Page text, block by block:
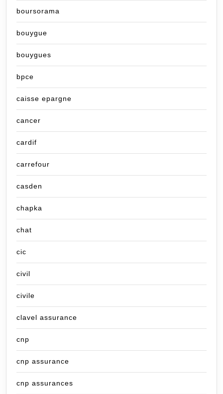
boursorama
bouygue
bouygues
bpce
caisse epargne
cancer
cardif
carrefour
casden
chapka
chat
cic
civil
civile
clavel assurance
cnp
cnp assurance
cnp assurances